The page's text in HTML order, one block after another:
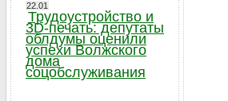
22.01
Трудоустройство и
3D-печать: депутаты
облдумы оценили
успехи Волжского
дома
соцобслуживания